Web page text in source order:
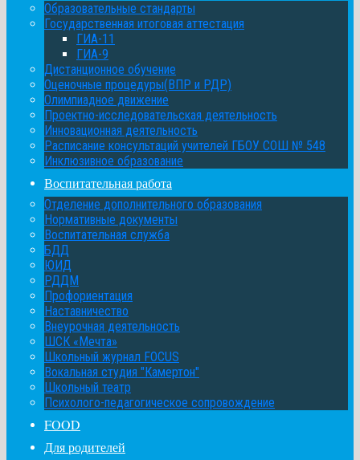
Образовательные стандарты
Государственная итоговая аттестация
ГИА-11
ГИА-9
Дистанционное обучение
Оценочные процедуры(ВПР и РДР)
Олимпиадное движение
Проектно-исследовательская деятельность
Инновационная деятельность
Расписание консультаций учителей ГБОУ СОШ № 548
Инклюзивное образование
Воспитательная работа
Отделение дополнительного образования
Нормативные документы
Воспитательная служба
БДД
ЮИД
РДДМ
Профориентация
Наставничество
Внеурочная деятельность
ШСК «Мечта»
Школьный журнал FOCUS
Вокальная студия "Камертон"
Школьный театр
Психолого-педагогическое сопровождение
FOOD
Для родителей